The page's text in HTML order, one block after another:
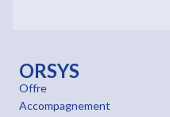
ORSYS
Offre
Accompagnement